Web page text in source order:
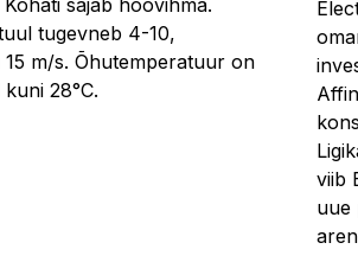
sajab hoovihma.
tugevneb 4-10,
m/s. Õhutemperatuur on
28°C.
viib
uue